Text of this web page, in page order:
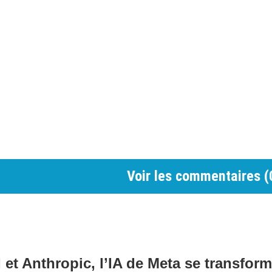
Voir les commentaires (
Anthropic, l’IA de Meta se